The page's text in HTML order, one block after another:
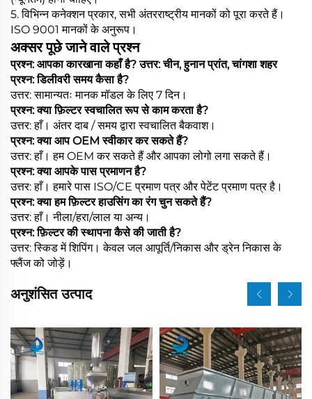
5. विभिन्न कनेक्शन प्रकार, सभी अंतरराष्ट्रीय मानकों को पूरा करते हैं।
ISO 9001 मानकों के अनुरूप।
अक्सर पूछे जाने वाले प्रश्न
प्रश्न: आपका कारखाना कहाँ है? उत्तर: चीन, हुनान प्रांत, चांगशा शहर
प्रश्न: डिलीवरी समय कैसा है?
उत्तर: सामान्यतः मानक मॉडल के लिए 7 दिन।
प्रश्न: क्या फ़िल्टर स्वचालित रूप से काम करता है?
उत्तर: हाँ। अंतर दाब / समय द्वारा स्वचालित बैकवाश।
प्रश्न: क्या आप OEM स्वीकार कर सकते हैं?
उत्तर: हाँ। हम OEM कर सकते हैं और आपका लोगो लगा सकते हैं।
प्रश्न: क्या आपके पास प्रमाणन है?
उत्तर: हाँ। हमारे पास ISO/CE प्रमाण पत्र और पेटेंट प्रमाण पत्र है।
प्रश्न: क्या हम फ़िल्टर हाउसिंग का रंग चुन सकते हैं?
उत्तर: हाँ। नीला/हरा/लाल या अन्य।
प्रश्न: फ़िल्टर की स्थापना कैसे की जाती है?
उत्तर: स्किड में शिपिंग। केवल जल आपूर्ति/निकास और ड्रेन निकास के
फ्लैंज को जोड़ें।
अनुशंसित उत्पाद